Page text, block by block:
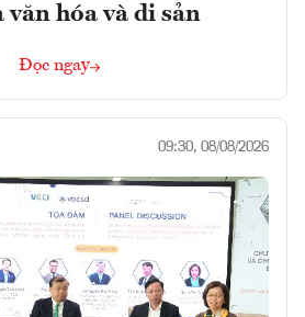
văn hóa và di sản
Đọc ngay
09:30, 08/08/2026